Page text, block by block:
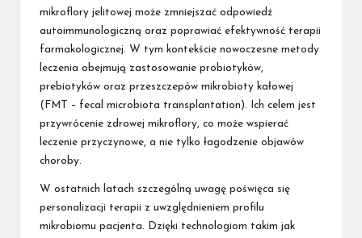
mikroflory jelitowej może zmniejszać odpowiedź
autoimmunologiczną oraz poprawiać efektywność terapii
farmakologicznej. W tym kontekście nowoczesne metody
leczenia obejmują zastosowanie probiotyków,
prebiotyków oraz przeszczepów mikrobioty kałowej
(FMT – fecal microbiota transplantation). Ich celem jest
przywrócenie zdrowej mikroflory, co może wspierać
leczenie przyczynowe, a nie tylko łagodzenie objawów
choroby.
W ostatnich latach szczególną uwagę poświęca się
personalizacji terapii z uwzględnieniem profilu
mikrobiomu pacjenta. Dzięki technologiom takim jak